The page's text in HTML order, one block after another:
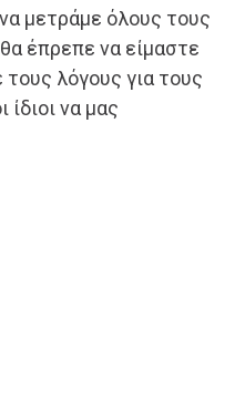
μετράμε όλους τους
έπρεπε να είμαστε
λόγους για τους
ίδιοι να μας